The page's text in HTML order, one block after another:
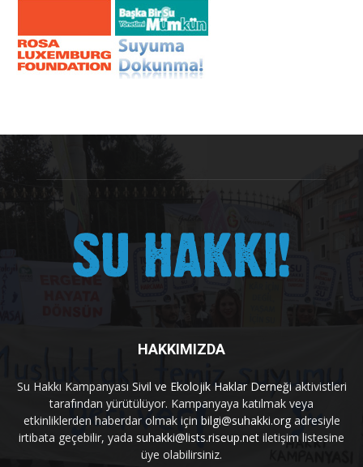
HAKKIMIZDA
Su Hakkı Kampanyası Sivil ve Ekolojik Haklar Derneği aktivistleri
tarafından yürütülüyor. Kampanyaya katılmak veya
etkinliklerden haberdar olmak için bilgi@suhakki.orgadresiyle
irtibata geçebilir, yada suhakki@lists.riseup.net iletişim listesine
üye olabilirsiniz.